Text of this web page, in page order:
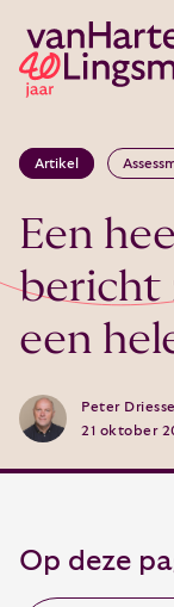
Artikel
Een
bericht
een
Peter
21 oktober
Op deze